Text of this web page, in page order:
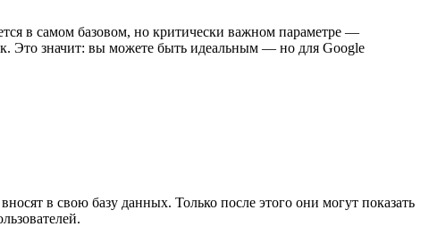
в самом базовом, но критически важном параметре —
Это значит: вы можете быть идеальным — но для Google
в свою базу данных. Только после этого они могут показать